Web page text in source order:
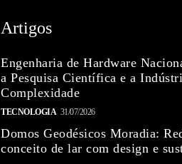
Artigos
Engenharia de Hardware
a Pesquisa Científica e a
Complexidade
TECNOLOGIA 31/07/2026
Domos Geodésicos Moradia:
conceito de lar com design e